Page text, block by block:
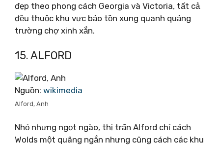
đẹp theo phong cách Georgia và Victoria, tất cả
đều thuộc khu vực bảo tồn xung quanh quảng
trường chợ xinh xắn.
15. ALFORD
Nguồn: wikimedia
Alford, Anh
Nhỏ nhưng ngọt ngào, thị trấn Alford chỉ cách
Wolds một quãng ngắn nhưng cũng cách các khu